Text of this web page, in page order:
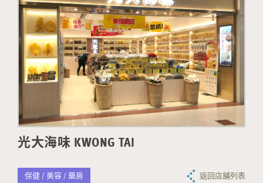
光大海味 KWONG TAI
保健 / 美容 / 藥房 返回店舖列表